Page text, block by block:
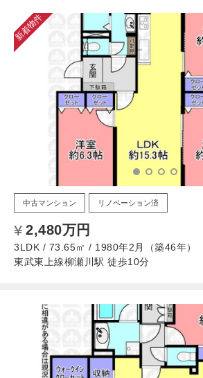
新着物件
中古マンション リノベーション済
2,480万円
3LDK / 73.65㎡ / 1980年2月（築46年）
東武東上線柳瀬川駅 徒歩10分